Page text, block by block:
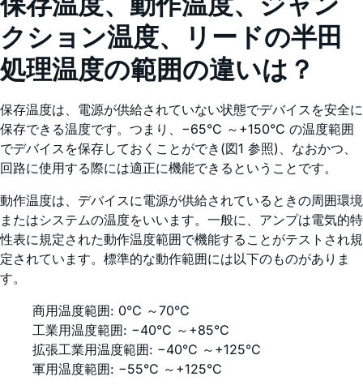
クション温度、リードの半田
処理温度の範囲の違いは？
保存温度は、電源が供給されていない状態でデバイスを安全に
保存できる温度です。つまり、−65°C ～+150°C の温度範囲
でデバイスを保存しておくことができ(図1 参照)、なおかつ、
回路に使用する際には適正に機能できるということです。
動作温度は、デバイスに電源が供給されているときの周囲環境
またはシステムの温度をいいます。一般に、アンプは電気的特
性表に規定された動作温度範囲で機能することがテストされ規
定されています。標準的な動作範囲には以下のものがありま
す。
商用温度範囲: 0°C ～70°C
工業用温度範囲: −40°C ～+85°C
拡張工業用温度範囲: −40°C ～+125°C
軍用温度範囲: −55°C ～+125°C